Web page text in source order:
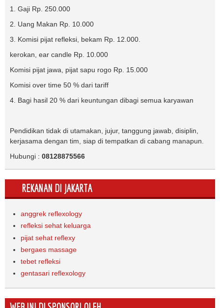
1. Gaji Rp. 250.000
2. Uang Makan Rp. 10.000
3. Komisi pijat refleksi, bekam Rp. 12.000.
kerokan, ear candle Rp. 10.000
Komisi pijat jawa, pijat sapu rogo Rp. 15.000
Komisi over time 50 % dari tariff
4. Bagi hasil 20 % dari keuntungan dibagi semua karyawan
Pendidikan tidak di utamakan, jujur, tanggung jawab, disiplin,
kerjasama dengan tim, siap di tempatkan di cabang manapun.
Hubungi : 08128875566
REKANAN DI JAKARTA
anggrek reflexology
refleksi sehat keluarga
pijat sehat reflexy
bergaes massage
tebet refleksi
gentasari reflexology